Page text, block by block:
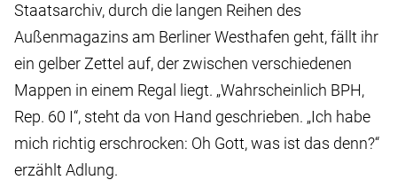
Staatsarchiv, durch die langen Reihen des
Außenmagazins am Berliner Westhafen geht, fällt ihr
ein gelber Zettel auf, der zwischen verschiedenen
Mappen in einem Regal liegt. „Wahrscheinlich BPH,
Rep. 60 I“, steht da von Hand geschrieben. „Ich habe
mich richtig erschrocken: Oh Gott, was ist das denn?“
erzählt Adlung.